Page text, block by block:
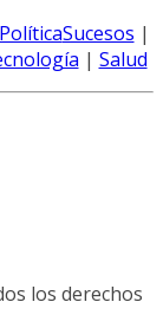
PolíticaSucesos |
| Salud
los derechos